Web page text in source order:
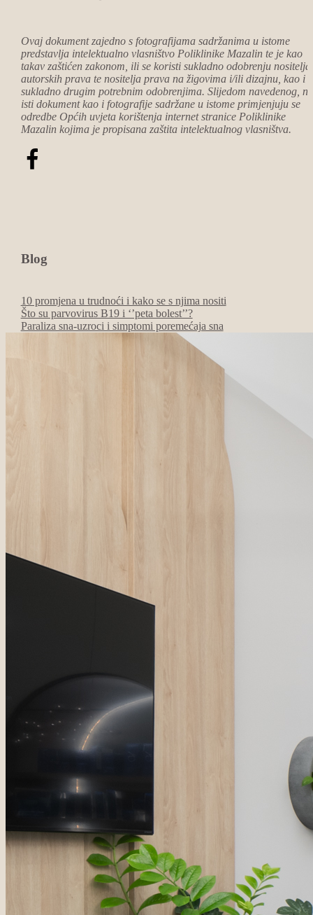
Ovaj dokument zajedno s fotografijama sadržanima u istome
predstavlja intelektualno vlasništvo Poliklinike Mazalin te je kao
takav zaštićen zakonom, ili se koristi sukladno odobrenju nositelja
autorskih prava te nositelja prava na žigovima i/ili dizajnu, kao i
sukladno drugim potrebnim odobrenjima. Slijedom navedenog, na
isti dokument kao i fotografije sadržane u istome primjenjuju se
odredbe Općih uvjeta korištenja internet stranice Poliklinike
Mazalin kojima je propisana zaštita intelektualnog vlasništva.
Blog
10 promjena u trudnoći i kako se s njima nositi
Što su parvovirus B19 i ‘’peta bolest’’?
Paraliza sna-uzroci i simptomi poremećaja sna